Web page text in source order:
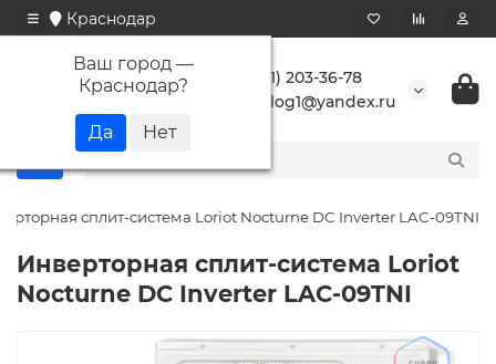
Краснодар
Ваш город —
Краснодар?
+7 (861) 203-36-78
buranlog1@yandex.ru
сплит-система Loriot Nocturne DC Inverter LAC-09TNI
Инверторная сплит-система Loriot
Nocturne DC Inverter LAC-09TNI